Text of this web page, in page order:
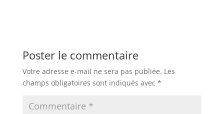
Poster le commentaire
Votre adresse e-mail ne sera pas publiée. Les
champs obligatoires sont indiqués avec *